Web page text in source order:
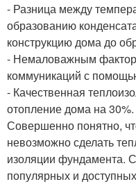
- Разница между
образованию
конструкцию дома до
- Немаловажным
коммуникаций с
- Качественная
отопление дома на 30%.
Совершенно понятно,
невозможно сделать
изоляции фундамента.
популярных и